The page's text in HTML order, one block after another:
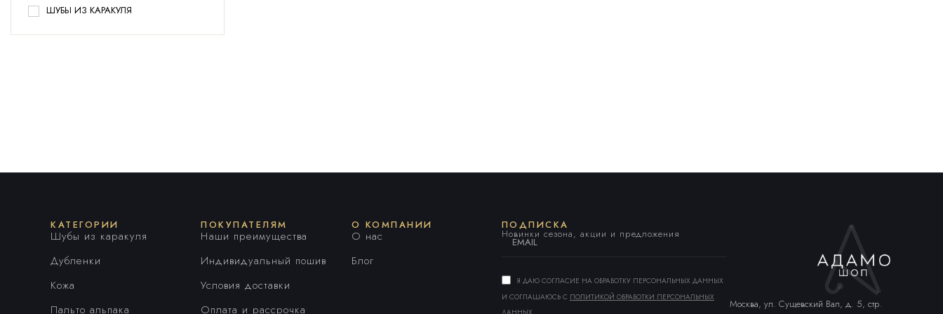
ШУБЫ ИЗ КАРАКУЛЯ
КАТЕГОРИИ
Шубы из каракуля
Дубленки
Кожа
Пальто альпака
ПОКУПАТЕЛЯМ
Наши преимущества
Индивидуальный пошив
Условия доставки
Оплата и рассрочка
О КОМПАНИИ
О нас
Блог
ПОДПИСКА
Новинки сезона, акции и предложения
Я ДАЮ СОГЛАСИЕ НА ОБРАБОТКУ ПЕРСОНАЛЬНЫХ ДАННЫХ
И СОГЛАШАЮСЬ С ПОЛИТИКОЙ ОБРАБОТКИ ПЕРСОНАЛЬНЫХ
Москва, ул. Сущевский Вал, д. 5, стр.